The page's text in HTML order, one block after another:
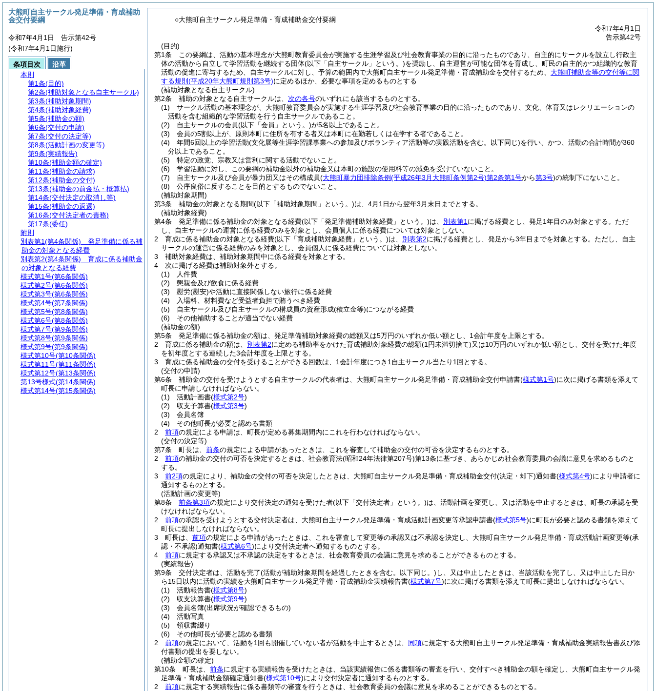
○大熊町自主サークル発足準備・育成補助金交付要綱
令和7年4月1日
告示第42号
(目的)
第1条
この要綱は、活動の基本理念が大熊町教育委員会が実施する生涯学習及び社会教育事業の目的に沿ったものであり、自主的にサークルを設立し行政主
体の活動から自立して学習活動を継続する団体(以下「自主サークル」という。)を奨励し、自主運営が可能な団体を育成し、町民の自主的かつ組織的な教育
活動の促進に寄与するため、自主サークルに対し、予算の範囲内で大熊町自主サークル発足準備・育成補助金を交付するため、 大熊町補助金等の交付等に関
する規則 (平成20年大熊町規則第3号)に定めるほか、必要な事項を定めるものとする
(補助対象となる自主サークル)
第2条
補助の対象となる自主サークルは、 次の各号のいずれにも該当するものとする。
(1)
サークル活動の基本理念が、大熊町教育委員会が実施する生涯学習及び社会教育事業の目的に沿ったものであり、文化、体育又はレクリエーションの
活動を含む組織的な学習活動を行う自主サークルであること。
(2)
自主サークルの会員(以下「会員」という。)が5名以上であること。
(3)
会員の5割以上が、原則本町に住所を有する者又は本町に在勤若しくは在学する者であること。
(4)
年間6回以上の学習活動(文化展等生涯学習課事業への参加及びボランティア活動等の実践活動を含む。以下同じ)を行い、かつ、活動の合計時間が360
分以上であること。
(5)
特定の政党、宗教又は営利に関する活動でないこと。
(6)
学習活動に対し、この要綱の補助金以外の補助金又は本町の施設の使用料等の減免を受けていないこと。
(7)
自主サークル及び会員が暴力団又はその構成員(大熊町暴力団排除条例(平成26年3月大熊町条例第2号)第2条第1号から第3号)の統制下にないこと。
(8)
公序良俗に反することを目的とするものでないこと。
(補助対象期間)
第3条
補助金の対象となる期間(以下「補助対象期間」という。)は、4月1日から翌年3月末日までとする。
(補助対象経費)
第4条
発足準備に係る補助金の対象となる経費(以下「発足準備補助対象経費」という。)は、 別表第1 に掲げる経費とし、発足1年目のみ対象とする。 ただ
し、自主サークルの運営に係る経費のみを対象とし、会員個人に係る経費については対象としない。
2
育成に係る補助金の対象となる経費(以下「育成補助対象経費」という。)は、 別表第2に掲げる経費とし、発足から3年目までを対象とする。 ただし、自主
サークルの運営に係る経費のみを対象とし、会員個人に係る経費については対象としない。
3
補助対象経費は、補助対象期間中に係る経費を対象とする。
4
次に掲げる経費は補助対象外とする。
(1)
人件費
(2)
懇親会及び飲食に係る経費
(3)
慰労(慰安)や活動に直接関係しない旅行に係る経費
(4)
入場料、材料費など受益者負担で賄うべき経費
(5)
自主サークル及び自主サークルの構成員の資産形成(積立金等)につながる経費
(6)
その他補助することが適当でない経費
(補助金の額)
第5条
発足準備に係る補助金の額は、発足準備補助対象経費の総額又は5万円のいずれか低い額とし、1会計年度を上限とする。
2
育成に係る補助金の額は、 別表第2に定める補助率をかけた育成補助対象経費の総額(1円未満切捨て)又は10万円のいずれか低い額とし、交付を受けた年度
を初年度とする連続した3会計年度を上限とする。
3
育成に係る補助金の交付を受けることができる回数は、1会計年度につき1自主サークル当たり1回とする。
(交付の申請)
第6条
補助金の交付を受けようとする自主サークルの代表者は、大熊町自主サークル発足準備・育成補助金交付申請書(様式第1号)に次に掲げる書類を添えて
町長に申請しなければならない。
(1)
活動計画書(様式第2号)
(2)
収支予算書(様式第3号)
(3)
会員名簿
(4)
その他町長が必要と認める書類
2
前項の規定による申請は、町長が定める募集期間内にこれを行わなければならない。
(交付の決定等)
第7条
町長は、 前条の規定による申請があったときは、これを審査して補助金の交付の可否を決定するものとする。
2
前項の補助金の交付の可否を決定するときは、社会教育法(昭和24年法律第207号)第13条に基づき、あらかじめ社会教育委員の会議に意見を求めるものと
する。
3
前2項の規定により、補助金の交付の可否を決定したときは、大熊町自主サークル発足準備・育成補助金交付(決定・却下)通知書(様式第4号)により申請者に
通知するものとする。
(活動計画の変更等)
第8条
前条第3項の規定により交付決定の通知を受けた者(以下「交付決定者」という。)は、活動計画を変更し、又は活動を中止するときは、町長の承認を受
けなければならない。
2
前項の承認を受けようとする交付決定者は、大熊町自主サークル発足準備・育成活動計画変更等承認申請書(様式第5号)に町長が必要と認める書類を添えて
町長に提出しなければならない。
3
町長は、 前項の規定による申請があったときは、これを審査して変更等の承認又は不承認を決定し、大熊町自主サークル発足準備・育成活動計画変更等(承
認・不承認)通知書(様式第6号)により交付決定者へ通知するものとする。
4
前項に規定する承認又は不承認の決定をするときは、社会教育委員の会議に意見を求めることができるものとする。
(実績報告)
第9条
交付決定者は、活動を完了(活動が補助対象期間を経過したときを含む。以下同じ。) し、又は中止したときは、当該活動を完了し、又は中止した日か
ら15日以内に活動の実績を大熊町自主サークル発足準備・育成補助金実績報告書(様式第7号)に次に掲げる書類を添えて町長に提出しなければならない。
(1)
活動報告書(様式第8号)
(2)
収支決算書(様式第9号)
(3)
会員名簿(出席状況が確認できるもの)
(4)
活動写真
(5)
領収書綴り
(6)
その他町長が必要と認める書類
2
前項の規定において、活動を1回も開催していない者が活動を中止するときは、 同項に規定する大熊町自主サークル発足準備・育成補助金実績報告書及び添
付書類の提出を要しない。
(補助金額の確定)
第10条
町長は、 前条に規定する実績報告を受けたときは、当該実績報告に係る書類等の審査を行い、交付すべき補助金の額を確定し、大熊町自主サークル発
足準備・育成補助金額確定通知書(様式第10号)により交付決定者に通知するものとする。
2
前項に規定する実績報告に係る書類等の審査を行うときは、社会教育委員の会議に意見を求めることができるものとする。
大熊町自主サークル発足準備・育成補助
金交付要綱
令和7年4月1日 告示第42号
(令和7年4月1日施行)
条項目次
沿革
本則
第1条(目的)
第2条(補助対象となる自主サークル)
第3条(補助対象期間)
第4条(補助対象経費)
第5条(補助金の額)
第6条(交付の申請)
第7条(交付の決定等)
第8条(活動計画の変更等)
第9条(実績報告)
第10条(補助金額の確定)
第11条(補助金の請求)
第12条(補助金の交付)
第13条(補助金の前金払・概算払)
第14条(交付決定の取消し等)
第15条(補助金の返還)
第16条(交付決定者の責務)
第17条(委任)
附則
別表第1(第4条関係) 発足準備に係る補
助金の対象となる経費
別表第2(第4条関係) 育成に係る補助金
の対象となる経費
様式第1号(第6条関係)
様式第2号(第6条関係)
様式第3号(第6条関係)
様式第4号(第7条関係)
様式第5号(第8条関係)
様式第6号(第8条関係)
様式第7号(第9条関係)
様式第8号(第9条関係)
様式第9号(第9条関係)
様式第10号(第10条関係)
様式第11号(第11条関係)
様式第12号(第13条関係)
第13号様式(第14条関係)
様式第14号(第15条関係)